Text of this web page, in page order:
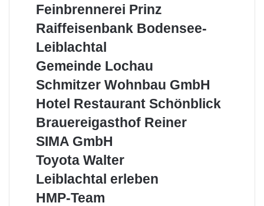
vom
Feinbrennerei
Feinbrennerei Prinz
Raiffeisenbank
Leiblachtal
Raiffeisenbank Bodensee-
Leiblachtal
Gemeinde
Gemeinde Lochau
Schmitzer
GmbH
Schmitzer Wohnbau GmbH
Hotel
Schönblick
Hotel Restaurant Schönblick
Brauereigasthof
Brauereigasthof Reiner
SIMA
SIMA GmbH
Toyota
Walter
Toyota Walter
Leiblachtal
Leiblachtal erleben
HMP-
HMP-Team